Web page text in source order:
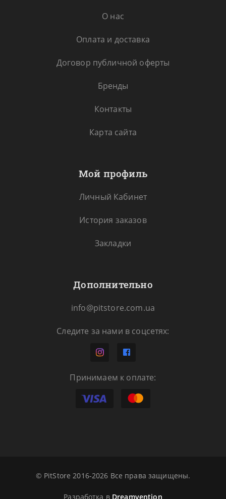
О нас
Оплата и доставка
Договор публичной оферты
Бренды
Контакты
Карта сайта
Мой профиль
Личный Кабинет
История заказов
Закладки
Дополнительно
info@pitstore.com.ua
Следите за нами в соцсетях:
Принимаем к оплате:
© PitStore 2016-2026 Все права защищены.
Разработка в Dreamvention